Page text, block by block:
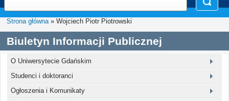
Strona główna» Wojciech Piotr Piotrowski
Biuletyn Informacji Publicznej
O Uniwersytecie Gdańskim
Studenci i doktoranci
Ogłoszenia i Komunikaty